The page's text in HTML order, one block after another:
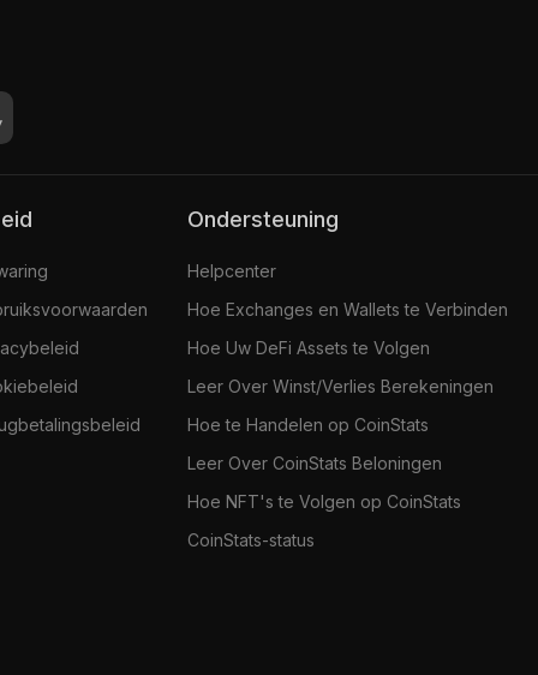
Ondersteuning
Helpcenter
Hoe Exchanges en Wallets te Verbinden
Hoe Uw DeFi Assets te Volgen
Leer Over Winst/Verlies Berekeningen
Hoe te Handelen op CoinStats
Leer Over CoinStats Beloningen
Hoe NFT's te Volgen op CoinStats
CoinStats-status